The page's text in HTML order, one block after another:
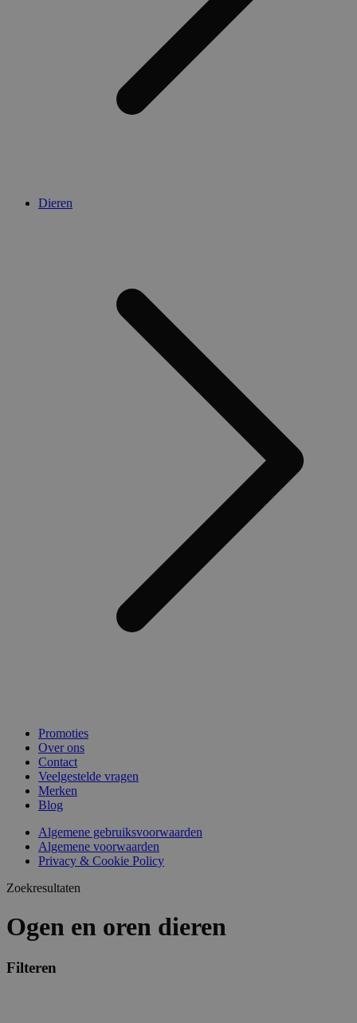
Dieren
Promoties
Over ons
Contact
Veelgestelde vragen
Merken
Blog
Algemene gebruiksvoorwaarden
Algemene voorwaarden
Privacy & Cookie Policy
Zoekresultaten
Ogen en oren dieren
Filteren